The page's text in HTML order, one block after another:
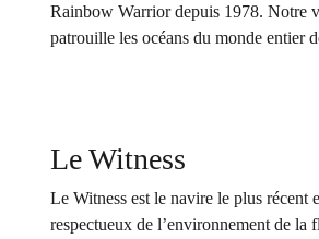
Rainbow Warrior depuis 1978. Notre
patrouille les océans du monde entier
Le Witness
Le Witness est le navire le plus récent
respectueux de l’environnement de la